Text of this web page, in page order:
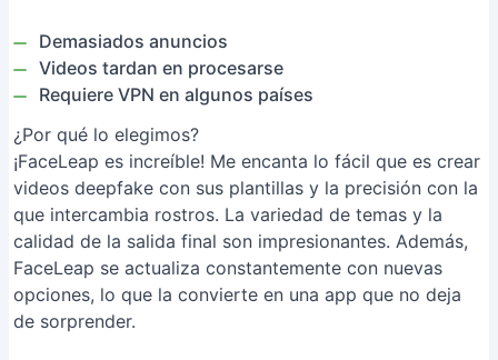
Demasiados anuncios
Videos tardan en procesarse
Requiere VPN en algunos países
¿Por qué lo elegimos?
¡FaceLeap es increíble! Me encanta lo fácil que es crear
videos deepfake con sus plantillas y la precisión con la
que intercambia rostros. La variedad de temas y la
calidad de la salida final son impresionantes. Además,
FaceLeap se actualiza constantemente con nuevas
opciones, lo que la convierte en una app que no deja
de sorprender.